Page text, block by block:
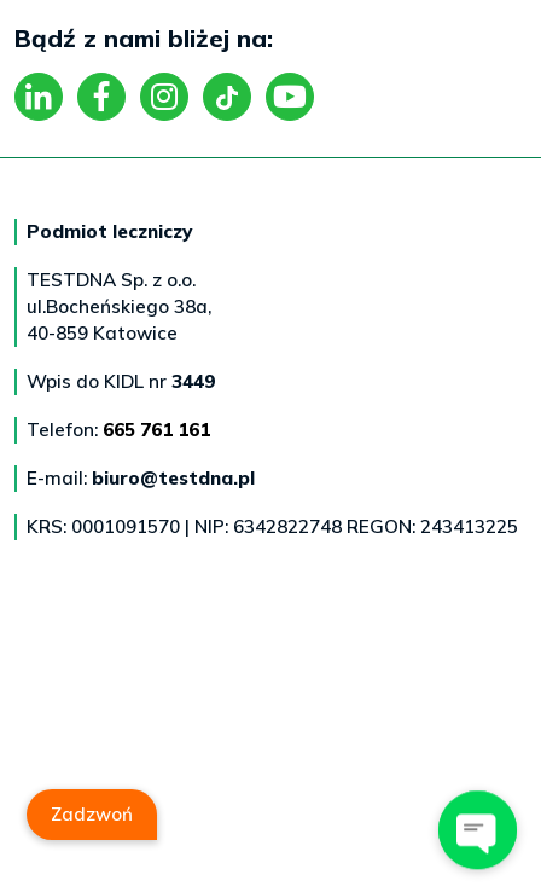
Bądź z nami bliżej na:
Podmiot leczniczy
TESTDNA Sp. z o.o.
ul.Bocheńskiego 38a,
40-859 Katowice
Wpis do KIDL nr 3449
Telefon: 665 761 161
E-mail: biuro@testdna.pl
KRS: 0001091570 | NIP: 6342822748 REGON: 243413225
Zadzwoń